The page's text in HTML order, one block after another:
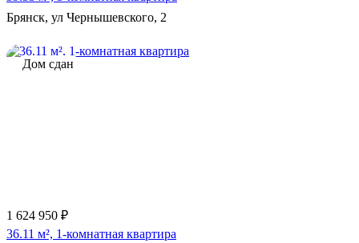
Брянск, ул Чернышевского, 2
Дом сдан
1 624 950 ₽
36.11 м², 1-комнатная квартира